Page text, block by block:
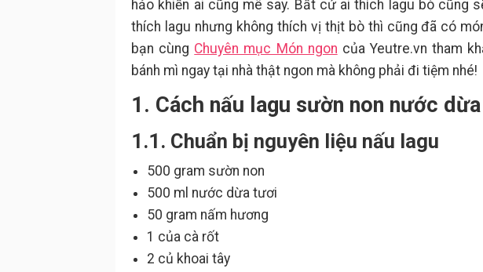
hảo khiến ai cũng mê say. Bất cứ ai thích lagu bò cũng
thích lagu nhưng không thích vị thịt bò thì cũng đã có
bạn cùng Chuyên mục Món ngon của Yeutre.vn tham
bánh mì ngay tại nhà thật ngon mà không phải đi tiệm nhé!
1. Cách nấu lagu sườn non nước
1.1. Chuẩn bị nguyên liệu nấu lagu
500 gram sườn non
500 ml nước dừa tươi
50 gram nấm hương
1 của cà rốt
2 củ khoai tây